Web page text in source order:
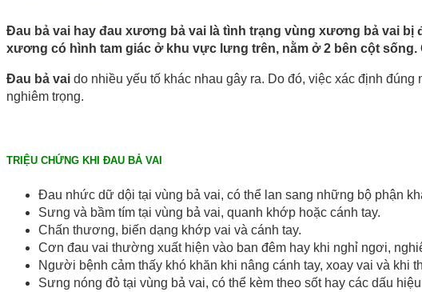
Đau bả vai hay đau xương bả vai là tình trạng vùng xương bả vai
xương có hình tam giác ở khu vực lưng trên, nằm ở 2 bên cột
Đau bả vai do nhiều yếu tố khác nhau gây ra. Do đó, việc xác định
nghiêm trọng.
TRIỆU CHỨNG KHI ĐAU BẢ VAI
Đau nhức dữ dội tại vùng bả vai, có thể lan sang những bộ phận
Sưng và bầm tím tại vùng bả vai, quanh khớp hoặc cánh tay.
Chấn thương, biến dạng khớp vai và cánh tay.
Cơn đau vai thường xuất hiện vào ban đêm hay khi nghỉ ngơi,
Người bệnh cảm thấy khó khăn khi nâng cánh tay, xoay vai và khi
Sưng nóng đỏ tại vùng bả vai, có thể kèm theo sốt hay các dấu